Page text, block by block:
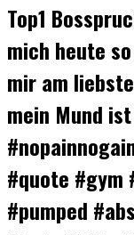
Top1
mich heute
mir am
mein Mund
#quote #gym
#pumped